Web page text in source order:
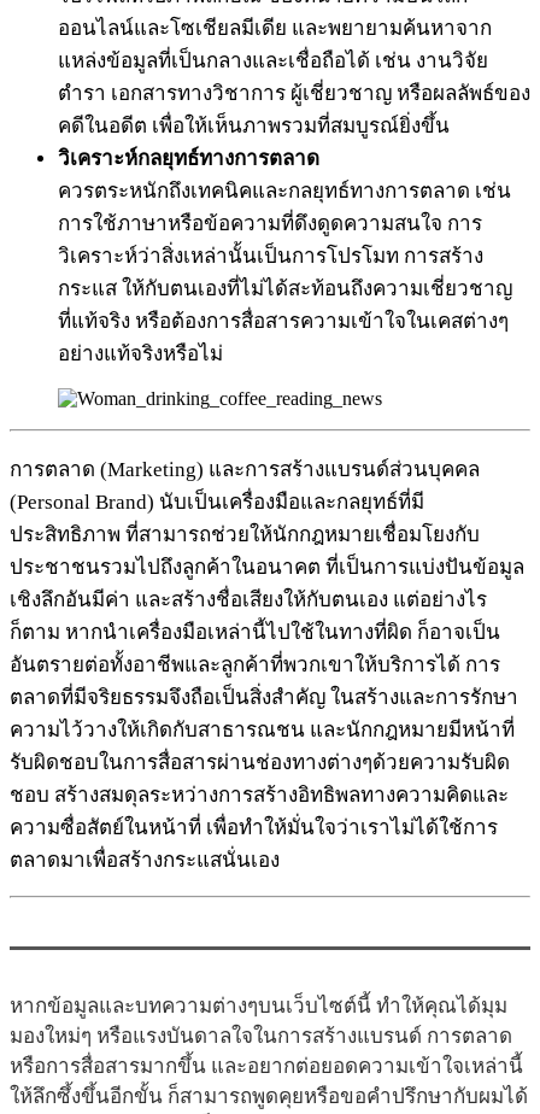
ออนไลน์และโซเชียลมีเดีย และพยายามค้นหาจาก
แหล่งข้อมูลที่เป็นกลางและเชื่อถือได้ เช่น งานวิจัย
ตำรา เอกสารทางวิชาการ ผู้เชี่ยวชาญ หรือผลลัพธ์ของ
คดีในอดีต เพื่อให้เห็นภาพรวมที่สมบูรณ์ยิ่งขึ้น
วิเคราะห์กลยุทธ์ทางการตลาด
ควรตระหนักถึงเทคนิคและกลยุทธ์ทางการตลาด เช่น
การใช้ภาษาหรือข้อความที่ดึงดูดความสนใจ การ
วิเคราะห์ว่าสิ่งเหล่านั้นเป็นการโปรโมท การสร้าง
กระแส ให้กับตนเองที่ไม่ได้สะท้อนถึงความเชี่ยวชาญ
ที่แท้จริง หรือต้องการสื่อสารความเข้าใจในเคสต่างๆ
อย่างแท้จริงหรือไม่
การตลาด (Marketing) และการสร้างแบรนด์ส่วนบุคคล
(Personal Brand) นับเป็นเครื่องมือและกลยุทธ์ที่มี
ประสิทธิภาพ ที่สามารถช่วยให้นักกฎหมายเชื่อมโยงกับ
ประชาชนรวมไปถึงลูกค้าในอนาคต ที่เป็นการแบ่งปันข้อมูล
เชิงลึกอันมีค่า และสร้างชื่อเสียงให้กับตนเอง แต่อย่างไร
ก็ตาม หากนำเครื่องมือเหล่านี้ไปใช้ในทางที่ผิด ก็อาจเป็น
อันตรายต่อทั้งอาชีพและลูกค้าที่พวกเขาให้บริการได้ การ
ตลาดที่มีจริยธรรมจึงถือเป็นสิ่งสำคัญ ในสร้างและการรักษา
ความไว้วางให้เกิดกับสาธารณชน และนักกฎหมายมีหน้าที่
รับผิดชอบในการสื่อสารผ่านช่องทางต่างๆด้วยความรับผิด
ชอบ สร้างสมดุลระหว่างการสร้างอิทธิพลทางความคิดและ
ความซื่อสัตย์ในหน้าที่ เพื่อทำให้มั่นใจว่าเราไม่ได้ใช้การ
ตลาดมาเพื่อสร้างกระแสนั่นเอง
หากข้อมูลและบทความต่างๆบนเว็บไซต์นี้ ทำให้คุณได้มุม
มองใหม่ๆ หรือแรงบันดาลใจในการสร้างแบรนด์ การตลาด
หรือการสื่อสารมากขึ้น และอยากต่อยอดความเข้าใจเหล่านี้
ให้ลึกซึ้งขึ้นอีกขั้น ก็สามารถพูดคุยหรือขอคำปรึกษากับผมได้